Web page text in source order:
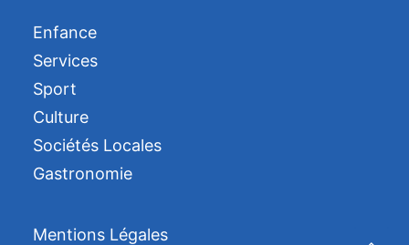
Enfance
Services
Sport
Culture
Sociétés Locales
Gastronomie
Mentions Légales